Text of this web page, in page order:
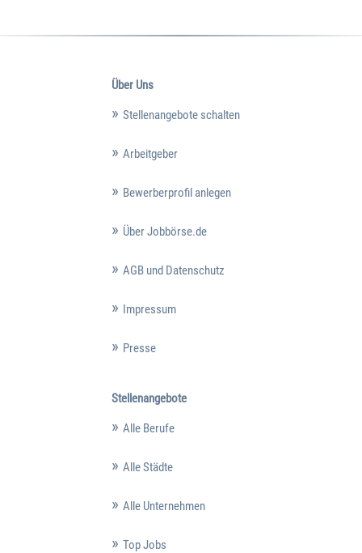
Über Uns
Stellenangebote schalten
Arbeitgeber
Bewerberprofil anlegen
Über Jobbörse.de
AGB und Datenschutz
Impressum
Presse
Stellenangebote
Alle Berufe
Alle Städte
Alle Unternehmen
Top Jobs